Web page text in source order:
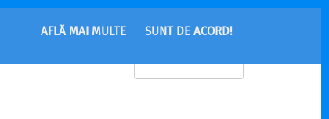
AFLĂ MAI MULTE SUNT DE ACORD!